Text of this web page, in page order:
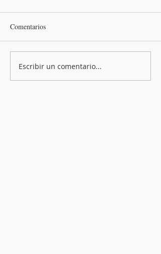
Comentarios
Escribir un comentario...